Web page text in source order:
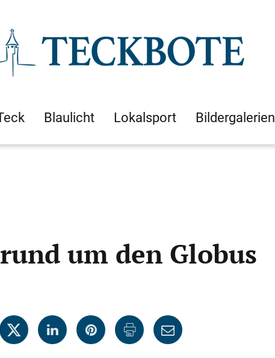
Blaulicht Lokalsport Bildergalerien
um den Globus